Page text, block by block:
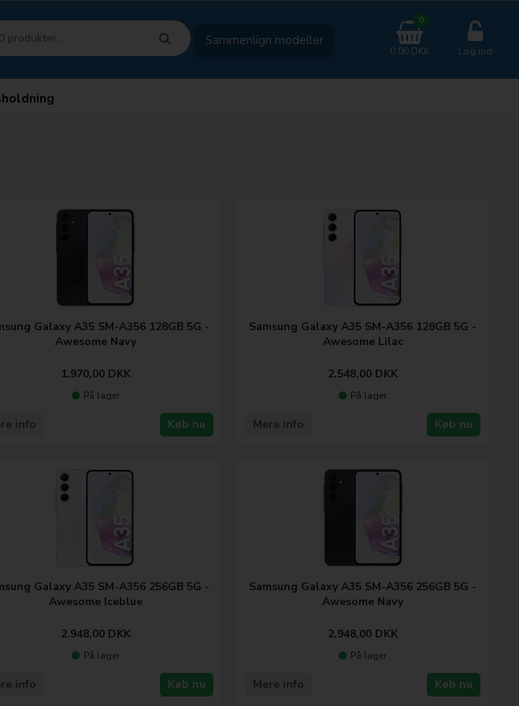
Sammenlign modeller
0
0,00 DKK Log ind
Galaxy A35 SM-A356 128GB 5G -
Awesome Navy
1.970,00 DKK
På lager
Køb nu
info
Samsung Galaxy A35 SM-A356 128GB 5G -
Awesome Lilac
2.548,00 DKK
På lager
Køb nu
Mere info
Galaxy A35 SM-A356 256GB 5G -
Awesome Iceblue
2.948,00 DKK
På lager
Køb nu
info
Samsung Galaxy A35 SM-A356 256GB 5G -
Awesome Navy
2.948,00 DKK
På lager
Køb nu
Mere info